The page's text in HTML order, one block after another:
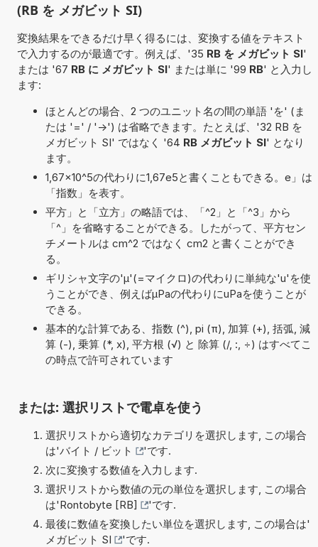
(RB を メガビット SI)
変換結果をできるだけ早く得るには、変換する値をテキスト
で入力するのが最適です。例えば、'35 RB を メガビット SI'
または '67 RB に メガビット SI' または単に '99 RB' と入力し
ます:
ほとんどの場合、2 つのユニット名の間の単語 'を' (ま
たは '=' / '->') は省略できます。たとえば、'32 RB を
メガビット SI' ではなく '64 RB メガビット SI' となり
ます。
1,67×10^5の代わりに1,67e5と書くこともできる。e」は
「指数」を表す。
平方」と「立方」の略語では、「^2」と「^3」から
「^」を省略することができる。したがって、平方セン
チメートルは cm^2 ではなく cm2 と書くことができ
る。
ギリシャ文字の'μ'(=マイクロ)の代わりに単純な'u'を使
うことができ、例えばµPaの代わりにuPaを使うことが
できる。
基本的な計算である、指数 (^), pi (π), 加算 (+), 括弧, 減
算 (-), 乗算 (*, x), 平方根 (√) と 除算 (/, :, ÷) はすべてこ
の時点で許可されています
または: 選択リストで電卓を使う
選択リストから適切なカテゴリを選択します, この場合
は'バイト / ビット
'です.
次に変換する数値を入力します.
選択リストから数値の元の単位を選択します, この場合
は'Rontobyte [RB]
'です.
最後に数値を変換したい単位を選択します, この場合は'
メガビット SI
'です.